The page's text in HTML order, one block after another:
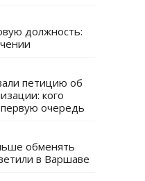
должность:
петицию об
кого
очередь
обменять
в Варшаве